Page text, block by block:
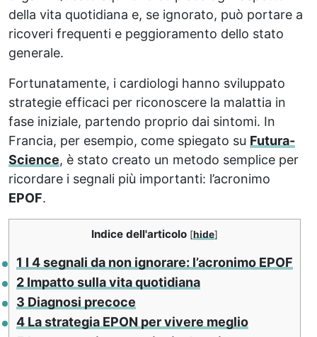
della vita quotidiana e, se ignorato, può portare a
ricoveri frequenti e peggioramento dello stato
generale.
Fortunatamente, i cardiologi hanno sviluppato
strategie efficaci per riconoscere la malattia in
fase iniziale, partendo proprio dai sintomi. In
Francia, per esempio, come spiegato su Futura-
Science, è stato creato un metodo semplice per
ricordare i segnali più importanti: l’acronimo
EPOF.
Indice dell'articolo [hide]
1 I 4 segnali da non ignorare: l’acronimo EPOF
2 Impatto sulla vita quotidiana
3 Diagnosi precoce
4 La strategia EPON per vivere meglio